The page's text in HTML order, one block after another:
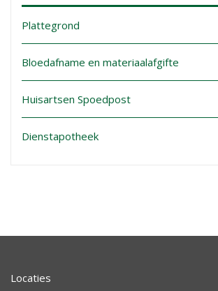
Plattegrond
Bloedafname en materiaalafgifte
Huisartsen Spoedpost
Dienstapotheek
Locaties